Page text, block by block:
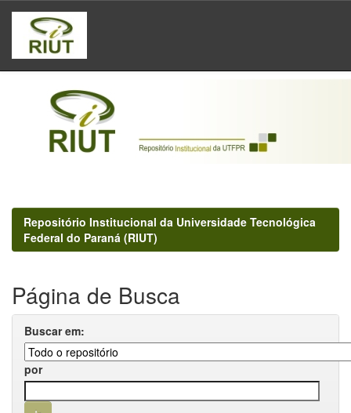
Skip
navigation
Repositório Institucional da Universidade Tecnológica
Federal do Paraná (RIUT)
Página de Busca
Buscar em:
por